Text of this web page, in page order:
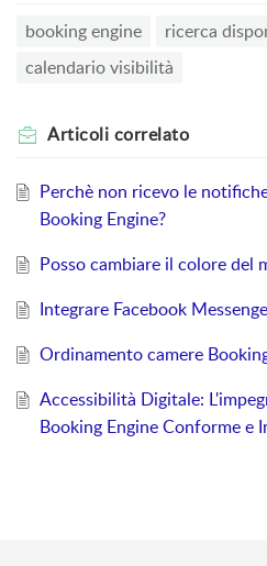
booking engine
ricerca
calendario visibilità
Articoli correlato
Perchè non ricevo le
Booking Engine?
Posso cambiare il colore del
Integrare Facebook
Ordinamento camere
Accessibilità Digitale:
Booking Engine Conforme e